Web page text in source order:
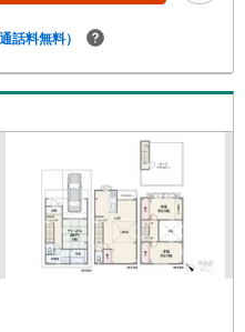
ームあり！3.たくさんの銀行と
になったお家のリフォームも弊
がご提案！5.定期的にご連絡を
ポートいたします弊社は専門家
、より多くの知見がございま
い！
通話料無料）